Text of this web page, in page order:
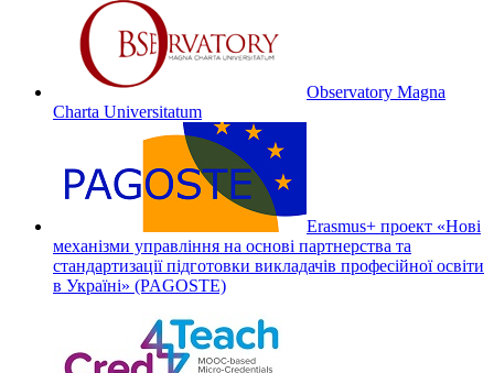
Observatory Magna
Charta Universitatum
Erasmus+ проект «Нові
механізми управління на основі партнерства та
стандартизації підготовки викладачів професійної освіти
в Україні» (PAGOSTE)